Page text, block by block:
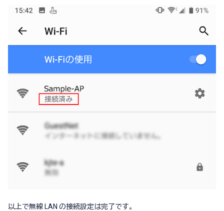
以上で無線 LAN の接続設定は完了です。